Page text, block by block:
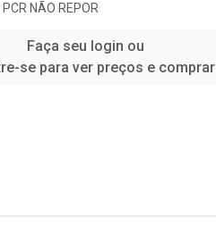
PCR NÃO REPOR
Faça seu login ou
se para ver preços e comprar